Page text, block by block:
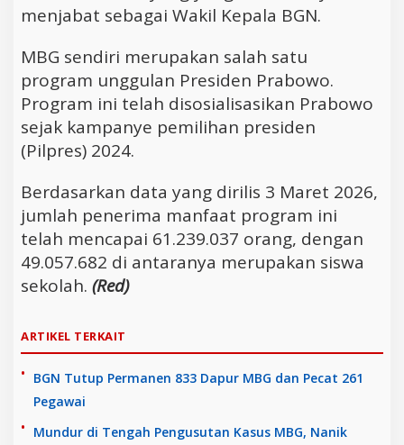
menjabat sebagai Wakil Kepala BGN.
MBG sendiri merupakan salah satu
program unggulan Presiden Prabowo.
Program ini telah disosialisasikan Prabowo
sejak kampanye pemilihan presiden
(Pilpres) 2024.
Berdasarkan data yang dirilis 3 Maret 2026,
jumlah penerima manfaat program ini
telah mencapai 61.239.037 orang, dengan
49.057.682 di antaranya merupakan siswa
sekolah. (Red)
ARTIKEL TERKAIT
BGN Tutup Permanen 833 Dapur MBG dan Pecat 261
Pegawai
Mundur di Tengah Pengusutan Kasus MBG, Nanik